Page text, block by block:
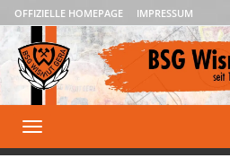
OFFIZIELLE HOMEPAGE IMPRESSUM
Toggle
navigation